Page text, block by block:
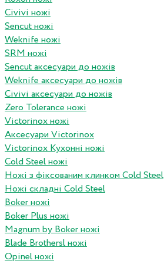
Civivi ножі
Sencut ножі
Weknife ножі
SRM ножі
Sencut аксесуари до ножів
Weknife аксесуари до ножів
Civivi аксесуари до ножів
Zero Tolerance ножі
Victorinox ножі
Аксесуари Victorinox
Victorinox Кухонні ножі
Cold Steel ножі
Ножі з фіксованим клинком Cold Steel
Ножі складні Cold Steel
Boker ножі
Boker Plus ножі
Magnum by Boker ножі
Blade Brothersl ножі
Opinel ножі